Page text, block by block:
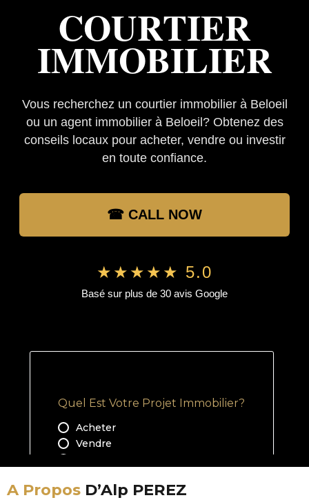
COURTIER
IMMOBILIER
Vous recherchez un courtier immobilier à Beloeil
ou un agent immobilier à Beloeil? Obtenez des
conseils locaux pour acheter, vendre ou investir
en toute confiance.
☎ CALL NOW
★★★★★ 5.0
Basé sur plus de 30 avis Google
A Propos D’Alp PEREZ